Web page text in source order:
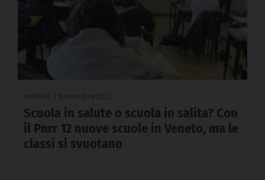
Scuola in salute o scuola in salita? Con
il Pnrr 12 nuove scuole in Veneto, ma le
classi si svuotano